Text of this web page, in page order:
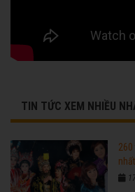
TIN TỨC XEM NHIỀU